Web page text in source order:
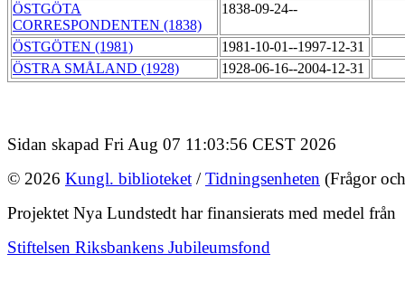
ÖSTGÖTA
CORRESPONDENTEN (1838)
1838-09-24--
ÖSTGÖTEN (1981)
1981-10-01--1997-12-31
ÖSTRA SMÅLAND (1928)
1928-06-16--2004-12-31
Sidan skapad Fri Aug 07 11:03:56 CEST 2026
© 2026 Kungl. biblioteket /Tidningsenheten (Frågor
Projektet Nya Lundstedt har finansierats med medel från
Stiftelsen Riksbankens Jubileumsfond